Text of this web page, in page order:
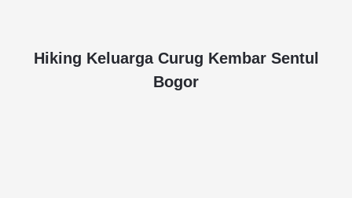
Hiking Keluarga Curug Kembar Sentul
Bogor